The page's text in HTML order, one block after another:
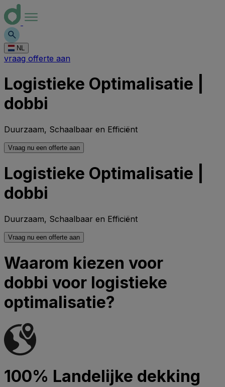
NL
vraag offerte aan
Logistieke Optimalisatie |
dobbi
Duurzaam, Schaalbaar en Efficiënt
Vraag nu een offerte aan
Logistieke Optimalisatie |
dobbi
Duurzaam, Schaalbaar en Efficiënt
Vraag nu een offerte aan
Waarom kiezen voor
dobbi voor logistieke
optimalisatie?
100% Landelijke dekking